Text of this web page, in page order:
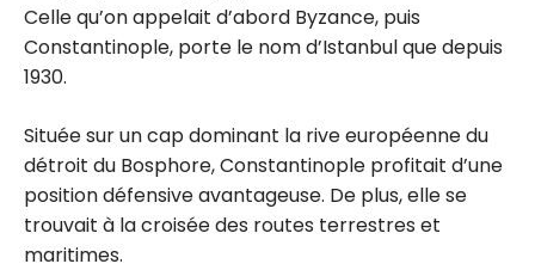
Celle qu’on appelait d’abord Byzance, puis
Constantinople, porte le nom d’Istanbul que depuis
1930.
Située sur un cap dominant la rive européenne du
détroit du Bosphore, Constantinople profitait d’une
position défensive avantageuse. De plus, elle se
trouvait à la croisée des routes terrestres et
maritimes.